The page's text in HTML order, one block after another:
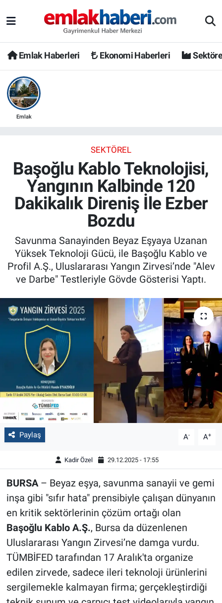
Emlak Haberleri Ekonomi Haberleri
Emlak
SEKTÖREL
Başoğlu Kablo Teknolojisi,
Yangının Kalbinde 120
Dakikalık Direniş İle Ezber
Bozdu
Savunma Sanayinden Beyaz Eşyaya Uzanan
Yüksek Teknoloji Gücü, ile Başoğlu Kablo ve
Profil A.Ş., Uluslararası Yangın Zirvesi’nde "Alev
ve Darbe" Testleriyle Gövde Gösterisi Yaptı.
Paylaş A- A+
Kadir Özel 29.12.2025 - 17:55
BURSA– Beyaz eşya, savunma sanayii ve gemi
inşa gibi "sıfır hata" prensibiyle çalışan dünyanın
en kritik sektörlerinin çözüm ortağı olan
Başoğlu Kablo A.Ş., Bursa da düzenlenen
Uluslararası Yangın Zirvesi’ne damga vurdu.
TÜMBİFED tarafından 17 Aralık'ta organize
edilen zirvede, sadece ileri teknoloji ürünlerini
sergilemekle kalmayan firma; gerçekleştirdiği